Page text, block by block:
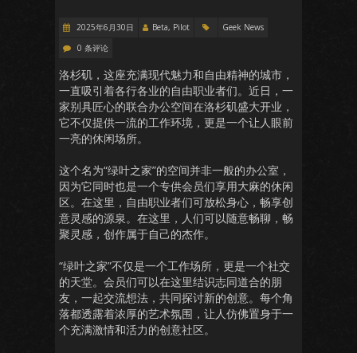
2025年6月30日 Beta, Pilot
Geek News
0 条评论
洛杉矶，这座充满现代魅力和自由精神的城市，
一直吸引着各行各业的自由职业者们。近日，一
家别具匠心的联合办公空间在洛杉矶盛大开业，
它不仅提供一流的工作环境，更是一个让人眼前
一亮的休闲场所。
这个名为“绿叶之家”的空间并非一般的办公室，
因为它同时也是一个专供会员们享用大麻的休闲
区。在这里，自由职业者们可放松身心，畅享创
意灵感的源泉。在这里，人们可以随意畅聊，畅
聚灵感，创作属于自己的杰作。
“绿叶之家”不仅是一个工作场所，更是一个社交
的天堂。会员们可以在这里结识志同道合的朋
友，一起交流想法，共同探讨新的创意。每个角
落都透露着浓厚的艺术氛围，让人仿佛置身于一
个充满激情和活力的创意社区。